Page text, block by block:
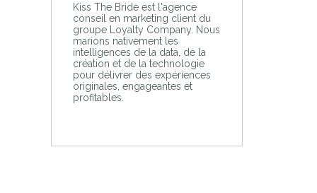
Kiss The Bride est l'agence
conseil en marketing client du
groupe Loyalty Company. Nous
marions nativement les
intelligences de la data, de la
création et de la technologie
pour délivrer des expériences
originales, engageantes et
profitables.